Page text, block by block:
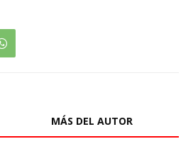
MÁS DEL AUTOR